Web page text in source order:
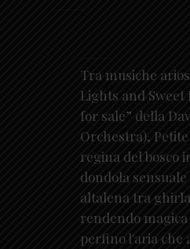
Tra musiche
Lights and Sweet
for sale” della
Orchestra),
regina del bosco
dondola
altalena tra
rendendo
perfino l'aria che